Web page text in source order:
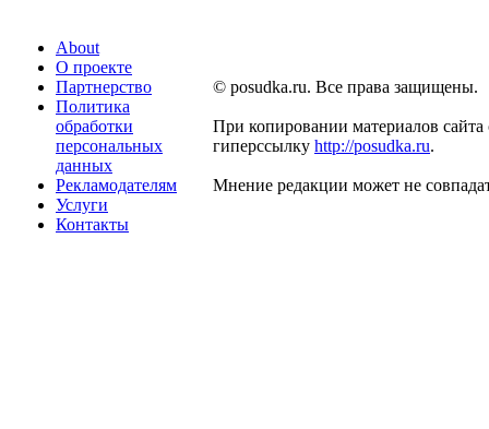
About
О проекте
Партнерство
Политика
обработки
персональных
данных
Рекламодателям
Услуги
Контакты
© posudka.ru. Все права защищены.
При копировании материалов сайта
гиперссылку http://posudka.ru.
Мнение редакции может не